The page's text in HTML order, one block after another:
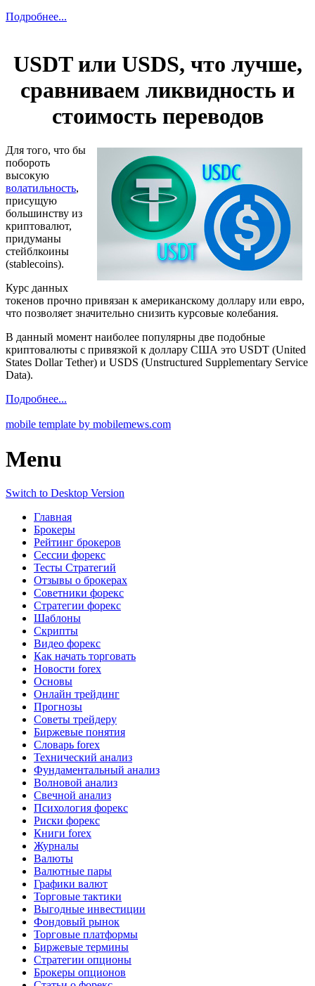
Подробнее...
USDT или USDS, что лучше,
сравниваем ликвидность и
стоимость переводов
Для того, что бы
побороть
высокую
волатильность,
присущую
большинству из
криптовалют,
придуманы
стейблкоины
(stablecoins).
Курс данных
токенов прочно привязан к американскому доллару или евро,
что позволяет значительно снизить курсовые колебания.
В данный момент наиболее популярны две подобные
криптовалюты с привязкой к доллару США это USDT (United
States Dollar Tether) и USDS (Unstructured Supplementary Service
Data).
Подробнее...
mobile template by mobilemews.com
Menu
Switch to Desktop Version
Главная
Брокеры
Рейтинг брокеров
Сессии форекс
Тесты Стратегий
Отзывы о брокерах
Советники форекс
Стратегии форекс
Шаблоны
Скрипты
Видео форекс
Как начать торговать
Новости forex
Основы
Онлайн трейдинг
Прогнозы
Советы трейдеру
Биржевые понятия
Словарь forex
Технический анализ
Фундаментальный анализ
Волновой анализ
Свечной анализ
Психология форекс
Риски форекс
Книги forex
Журналы
Валюты
Валютные пары
Графики валют
Торговые тактики
Выгодные инвестиции
Фондовый рынок
Торговые платформы
Биржевые термины
Стратегии опционы
Брокеры опционов